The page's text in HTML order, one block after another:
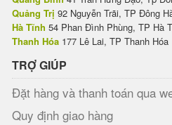
Quảng Trị 92 Nguyễn Trãi, TP Đông
Hà Tĩnh 54 Phan Đình Phùng, TP Hà
Thanh Hóa 177 Lê Lai, TP Thanh Hóa
TRỢ GIÚP
Đặt hàng và thanh toán qua
Quy định giao hàng